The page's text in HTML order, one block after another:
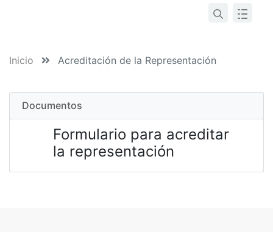
Inicio Acreditación de la Representación
Documentos
Formulario para acreditar
la representación